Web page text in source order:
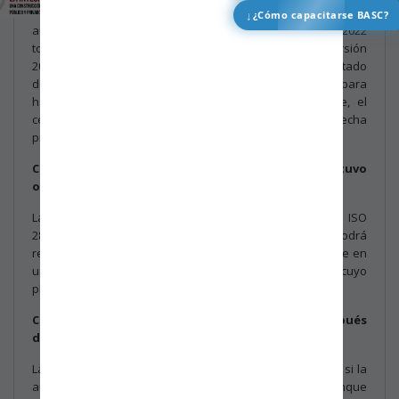
↓ ¿Cómo capacitarse BASC?
máximo es 15 de noviembre de 2024 y si el resultado de la
auditoría es satisfactorio, el certificado en versión 2022
tomará como vigencia la fecha de renovación con la versión
2007 de ISO 28000 y se extenderá por 3 años. Si el resultado
de la auditoría de seguimiento o la auditoría especial para
hacer la transición a ISO 28000:2022 no es favorable, el
certificado caducará el 15 de marzo de 2025 o en la fecha
previa según el plazo de cierre de las no conformidades.
Caso 2: La certificación actual ISO 28000:2007 se obtuvo
o se renovó después del 15 de noviembre de 2021.
La renovación se debe hacer con la versión 2022 de ISO
28000. Para hacer la transición a la versión 2022, se podrá
realizar en la auditoría de renovación o anticipadamente en
una auditoría de seguimiento o una auditoría especial, cuyo
plazo máximo es 15 de noviembre de 2024.
Caso 3: La organización solicita certificación después
del 15 de agosto de 2023 en ISO 28000.
La certificación se puede otorgar en ISO 28000:2007 solo si la
auditoría finaliza antes del 15 de junio de 2024, aunque